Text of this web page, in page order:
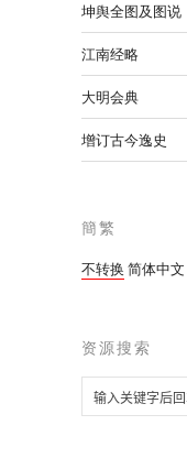
坤舆全图及图说
江南经略
大明会典
增订古今逸史
簡繁
不转换 简体中文
资源搜索